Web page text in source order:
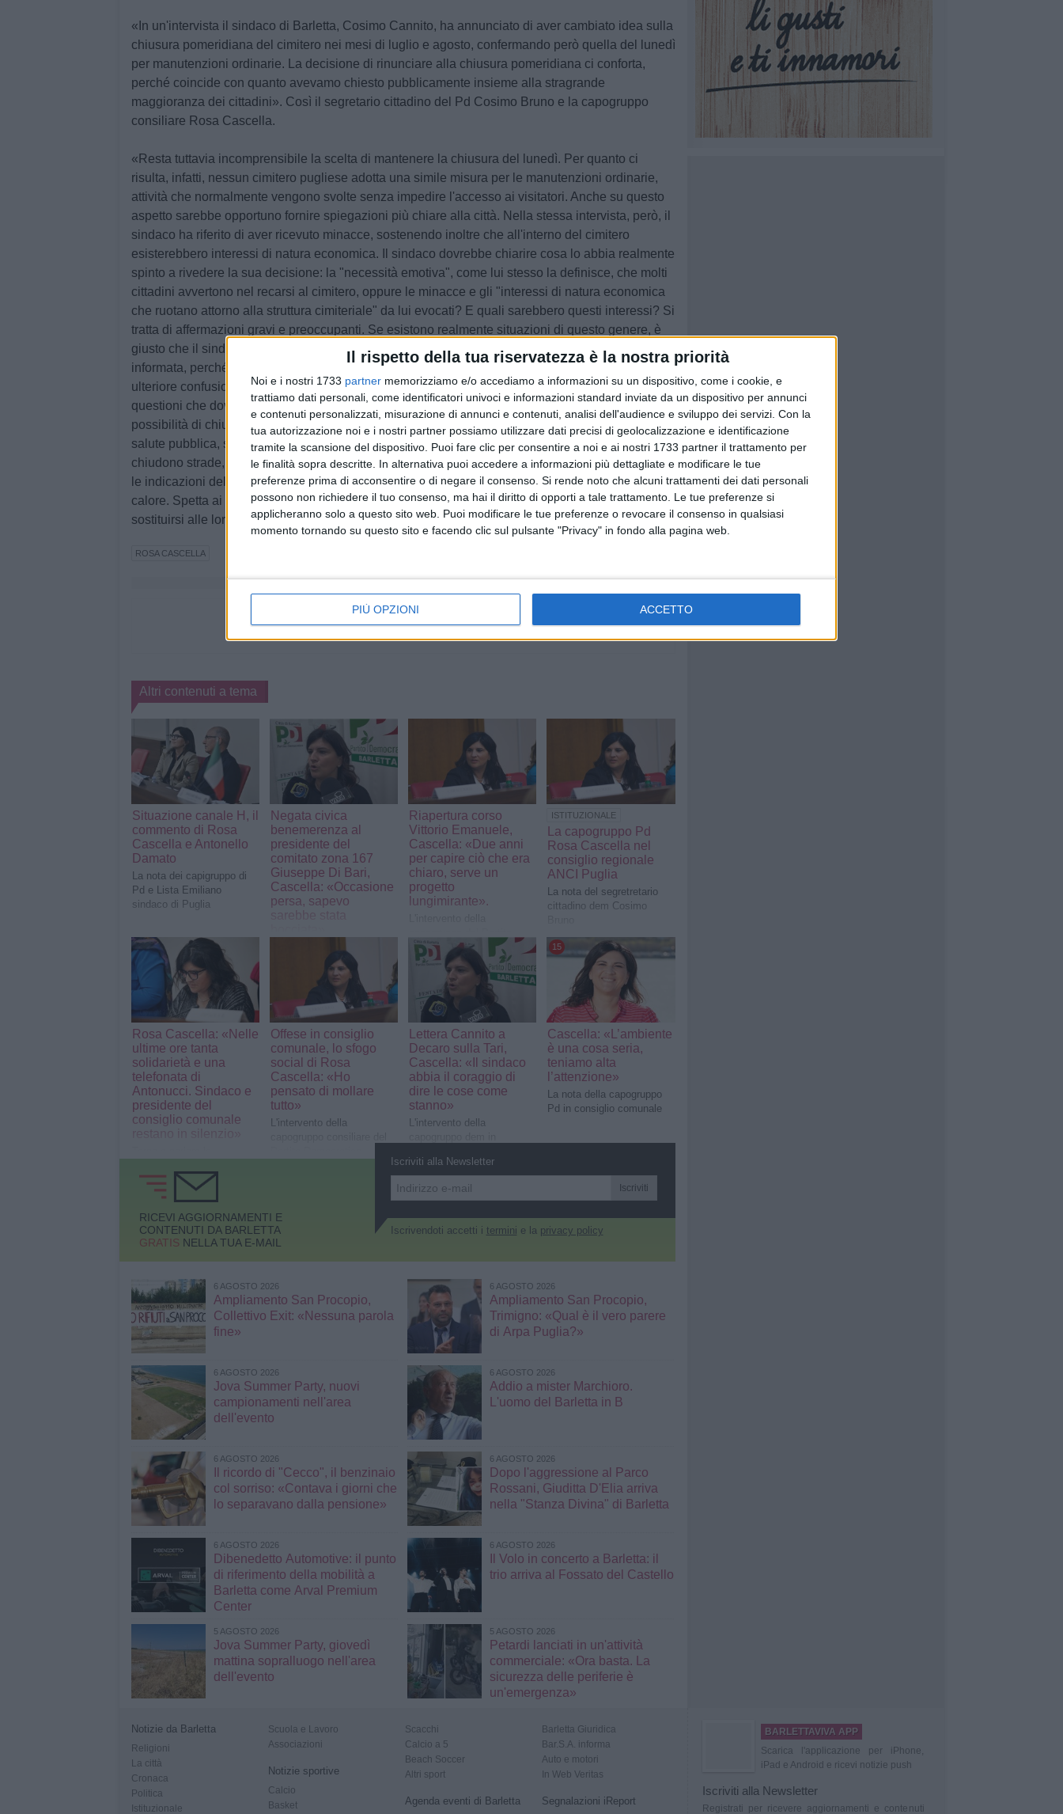
Il rispetto della tua riservatezza è la nostra priorità
Noi e i nostri 1733 partner memorizziamo e/o accediamo a informazioni su un dispositivo, come i cookie, e
trattiamo dati personali, come identificatori univoci e informazioni standard inviate da un dispositivo per annunci
e contenuti personalizzati, misurazione di annunci e contenuti, analisi dell'audience e sviluppo dei servizi. Con la
tua autorizzazione noi e i nostri partner possiamo utilizzare dati precisi di geolocalizzazione e identificazione
tramite la scansione del dispositivo. Puoi fare clic per consentire a noi e ai nostri 1733 partner il trattamento per
le finalità sopra descritte. In alternativa puoi accedere a informazioni più dettagliate e modificare le tue
preferenze prima di acconsentire o di negare il consenso. Si rende noto che alcuni trattamenti dei dati personali
possono non richiedere il tuo consenso, ma hai il diritto di opporti a tale trattamento. Le tue preferenze si
applicheranno solo a questo sito web. Puoi modificare le tue preferenze o revocare il consenso in qualsiasi
momento tornando su questo sito e facendo clic sul pulsante "Privacy" in fondo alla pagina web.
PIÙ OPZIONI ACCETTO
«In un'intervista il sindaco di Barletta, Cosimo Cannito, ha annunciato di aver cambiato idea sulla
chiusura pomeridiana del cimitero nei mesi di luglio e agosto, confermando però quella del lunedì
per manutenzioni ordinarie. La decisione di rinunciare alla chiusura pomeridiana ci conforta,
perché coincide con quanto avevamo chiesto pubblicamente insieme alla stragrande
maggioranza dei cittadini». Così il segretario cittadino del Pd Cosimo Bruno e la capogruppo
consiliare Rosa Cascella.
«Resta tuttavia incomprensibile la scelta di mantenere la chiusura del lunedì. Per quanto ci
risulta, infatti, nessun cimitero pugliese adotta una simile misura per le manutenzioni ordinarie,
attività che normalmente vengono svolte senza impedire l'accesso ai visitatori. Anche su questo
aspetto sarebbe opportuno fornire spiegazioni più chiare alla città. Nella stessa intervista, però, il
sindaco ha riferito di aver ricevuto minacce, sostenendo inoltre che all'interno del cimitero
esisterebbero interessi di natura economica. Il sindaco dovrebbe chiarire cosa lo abbia realmente
spinto a rivedere la sua decisione: la "necessità emotiva", come lui stesso la definisce, che molti
cittadini avvertono nel recarsi al cimitero, oppure le minacce e gli "interessi di natura economica
che ruotano attorno alla struttura cimiteriale" da lui evocati? E quali sarebbero questi interessi? Si
tratta di affermazioni gravi e preoccupanti. Se esistono realmente situazioni di questo genere, è
giusto che il sindaco si rivolga agli organi competenti. Ma è altrettanto giusto che la città venga
informata, perché i cittadini hanno il diritto di sapere. Diversamente, si rischia di alimentare
ulteriore confusione e di non comprendere più dove finisca la propaganda e dove, invece, inizino
questioni che dovrebbero preoccupare tutti. Infine, quando il sindaco afferma di riservarsi la
possibilità di chiudere il cimitero in caso di temperature particolarmente elevate per tutelare la
salute pubblica, sinceramente facciamo fatica a comprenderne il senso. In estate, forse, si
chiudono strade, piazze o spiagge per il caldo? Ciascuno è libero di autodeterminarsi seguendo
le indicazioni delle autorità, il buonsenso e le normali precauzioni necessarie per evitare i colpi di
calore. Spetta ai cittadini valutare responsabilmente come comportarsi, non all'amministrazione
sostituirsi alle loro scelte».
ROSA CASCELLA
Altri contenuti a tema
Situazione canale H, il
commento di Rosa
Cascella e Antonello
Damato
La nota dei capigruppo di
Pd e Lista Emiliano
sindaco di Puglia
Negata civica
benemerenza al
presidente del
comitato zona 167
Giuseppe Di Bari,
Cascella: «Occasione
persa, sapevo
Pd in consiglio comunale
Riapertura corso
Vittorio Emanuele,
Cascella: «Due anni
per capire ciò che era
chiaro, serve un
progetto
lungimirante».
Democratico
ISTITUZIONALE
La capogruppo Pd
Rosa Cascella nel
consiglio regionale
ANCI Puglia
La nota del segretretario
cittadino dem Cosimo
Rosa Cascella: «Nelle
ultime ore tanta
solidarietà e una
telefonata di
Antonucci. Sindaco e
presidente del
consiglio comunale
restano in silenzio»
Offese in consiglio
comunale, lo sfogo
social di Rosa
Cascella: «Ho
pensato di mollare
tutto»
L'intervento della
Lettera Cannito a
Decaro sulla Tari,
Cascella: «Il sindaco
abbia il coraggio di
dire le cose come
stanno»
L'intervento della
15
Cascella: «L’ambiente
è una cosa seria,
teniamo alta
l’attenzione»
La nota della capogruppo
Pd in consiglio comunale
Iscriviti alla Newsletter
Iscriviti
Iscrivendoti accetti i termini e la privacy policy
RICEVI AGGIORNAMENTI E
CONTENUTI DA BARLETTA
GRATISNELLA TUA E-MAIL
6 AGOSTO 2026
Ampliamento San Procopio,
Collettivo Exit: «Nessuna parola
fine»
6 AGOSTO 2026
Ampliamento San Procopio,
Trimigno: «Qual è il vero parere
di Arpa Puglia?»
6 AGOSTO 2026
Jova Summer Party, nuovi
campionamenti nell'area
dell'evento
6 AGOSTO 2026
Addio a mister Marchioro.
L'uomo del Barletta in B
6 AGOSTO 2026
Il ricordo di "Cecco", il benzinaio
col sorriso: «Contava i giorni che
lo separavano dalla pensione»
6 AGOSTO 2026
Dopo l'aggressione al Parco
Rossani, Giuditta D'Elia arriva
nella "Stanza Divina" di Barletta
6 AGOSTO 2026
Dibenedetto Automotive: il punto
di riferimento della mobilità a
Barletta come Arval Premium
Center
6 AGOSTO 2026
Il Volo in concerto a Barletta: il
trio arriva al Fossato del Castello
5 AGOSTO 2026
Jova Summer Party, giovedì
mattina sopralluogo nell'area
dell'evento
5 AGOSTO 2026
Petardi lanciati in un'attività
commerciale: «Ora basta. La
sicurezza delle periferie è
un'emergenza»
Notizie da Barletta
Religioni
La città
Cronaca
Politica
Istituzionale
Scuola e Lavoro
Associazioni
Notizie sportive
Calcio
Basket
Scacchi
Calcio a 5
Beach Soccer
Altri sport
Agenda eventi di Barletta
Barletta Giuridica
Bar.S.A. informa
Auto e motori
In Web Veritas
Segnalazioni iReport
BARLETTAVIVA APP
Scarica l'applicazione per iPhone,
iPad e Android e ricevi notizie push
Iscriviti alla Newsletter
Registrati per ricevere aggiornamenti e contenuti